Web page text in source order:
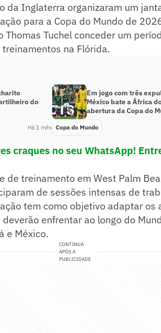
da Inglaterra organizaram um
para a Copa do Mundo de
Thomas Tuchel conceder um
na Flórida.
do
Há 1 mês
Em jogo com três
México bate a África
abertura da Copa do
Copa do Mundo
craques no seu WhatsApp!
de treinamento em West Palm
de sessões intensas de
tem como objetivo adaptar os
enfrentar ao longo do
e México.
CONTINUA
APÓS A
PUBLICIDADE